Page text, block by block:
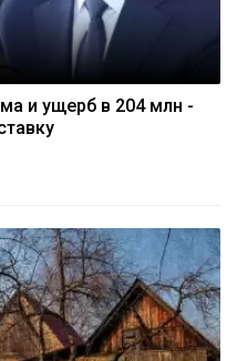
и ущерб в 204 млн -